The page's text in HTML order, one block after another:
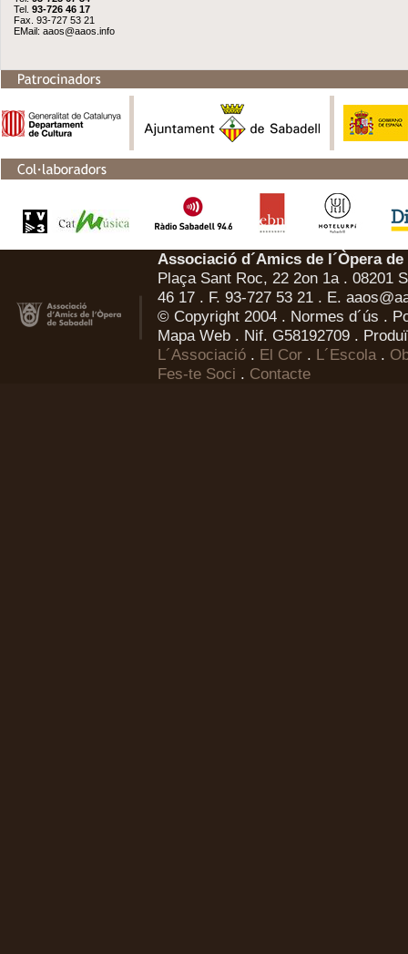
Tel. 93-726 46 17
Fax. 93-727 53 21
EMail: aaos@aaos.info
Associació d´Amics de l´Òpera
Plaça Sant Roc, 22 2on 1a . 08201
46 17 . F. 93-727 53 21 . E.
© Copyright 2004 . Normes d´ús .
Mapa Web . Nif. G58192709 .
L´Associació . El Cor . L´Escola.
Fes-te Soci . Contacte